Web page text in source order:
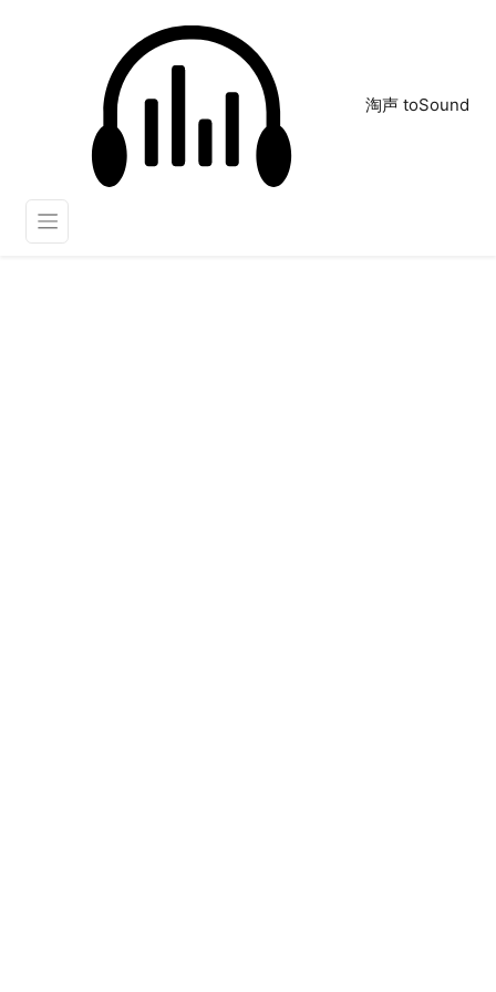
淘声 toSound
背景音
正在为您搜索声音资源